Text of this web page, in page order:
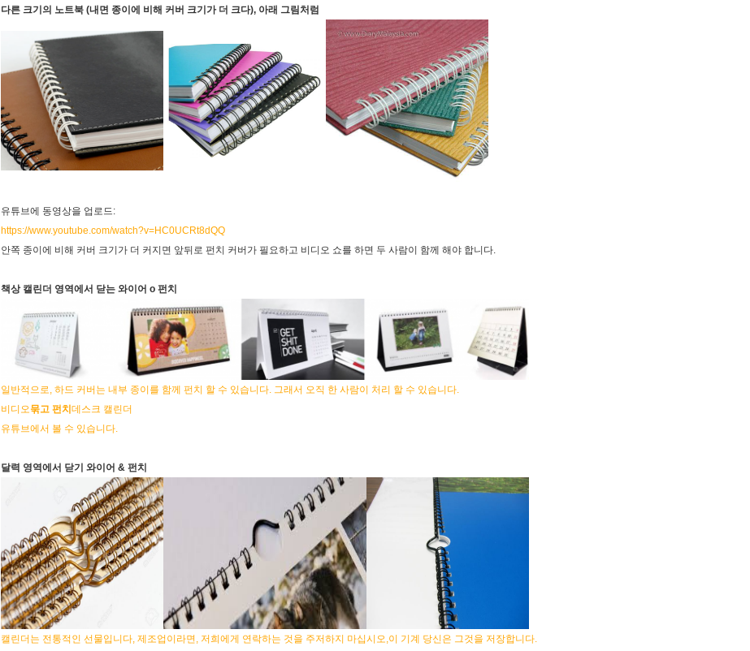
다른 크기의 노트북 (내면 종이에 비해 커버 크기가 더 크다), 아래 그림처럼
유튜브에 동영상을 업로드:
https://www.youtube.com/watch?v=HC0UCRt8dQQ
안쪽 종이에 비해 커버 크기가 더 커지면 앞뒤로 펀치 커버가 필요하고 비디오 쇼를 하면 두 사람이 함께 해야 합니다.
책상 캘린더 영역에서 닫는 와이어 o 펀치
일반적으로, 하드 커버는 내부 종이를 함께 펀치 할 수 있습니다. 그래서 오직 한 사람이 처리 할 수 있습니다.
비디오 묶고 펀치데스크 캘린더
유튜브에서 볼 수 있습니다.
달력 영역에서 닫기 와이어 & 펀치
캘린더는 전통적인 선물입니다, 제조업이라면, 저희에게 연락하는 것을 주저하지 마십시오,이 기계 당신은 그것을 저장합니다.